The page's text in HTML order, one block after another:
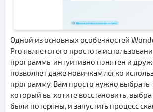
Одной из основных особенностей
Pro является его простота
программы интуитивно понятен и
позволяет даже новичкам легко
программу. Вам просто нужно выбрать
который вы хотите восстановить,
были потеряны, и запустить процесс